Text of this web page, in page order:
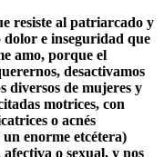
resiste al patriarcado y
dolor e inseguridad que
amo, porque el
desactivamos
diversos de mujeres y
motrices, con
o acnés
enorme etcétera)
o sexual, y nos